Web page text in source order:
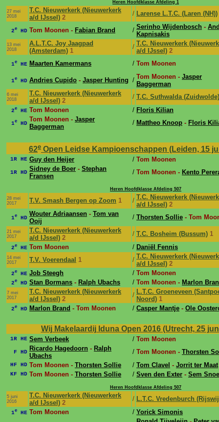
Heren Hoofdklasse Afdeling 1
27 mei
2018
T.C. Nieuwerkerk (Nieuwerkerk
a/d IJssel) 2
/ Larense L.T.C. (Laren (NH))
2e HD Tom Moonen - Fabian Brand / Serinho Wijdenbosch -
Kapnisakis
13 mei
2018
A.L.T.C. Joy Jaagpad
(Amsterdam) 1
/ T.C. Nieuwerkerk
a/d IJssel) 2
1e HE Maarten Kamermans / Tom Moonen
1e HD Andries Cupido - Jasper Hunting / Tom Moonen - Jasper
Baggerman
6 mei
2018
T.C. Nieuwerkerk (Nieuwerkerk
a/d IJssel) 2
/ T.C. Suthwalda (Zuidwolde)
2e HE Tom Moonen / Floris Kilian
1e HD
Tom Moonen - Jasper
Baggerman
/ Mattheo Knoop - Floris
62e Open Leidse Kampioenschappen (Leiden, 15
1R HE Guy den Heijer / Tom Moonen
1R HD Sidney de Boer - Stephan
Fransen
/ Tom Moonen - Kento
Heren Hoofdklasse Afdeling 507
28 mei
2017
T.V. Smash Bergen op Zoom 1 / T.C. Nieuwerkerk
a/d IJssel) 2
1e HD
Wouter Adriaansen - Tom van
Ooij
/ Thorsten Sollie - Tom
21 mei
2017
T.C. Nieuwerkerk (Nieuwerkerk
a/d IJssel) 2
/ T.C. Bosheim (Bussum) 1
2e HE Tom Moonen / Daniël Fennis
14 mei
2017
T.V. Voerendaal 1 / T.C. Nieuwerkerk
a/d IJssel) 2
2e HE Job Steegh / Tom Moonen
2e HD Stan Bormans - Ralph Ubachs / Tom Moonen - Marlon
7 mei
2017
T.C. Nieuwerkerk (Nieuwerkerk
a/d IJssel) 2
/ L.T.C. Groeneveen
Noord) 1
2e HD Marlon Brand - Tom Moonen / Casper Mantje - Ole
Wij Makelaardij Iduna Open 2016 (Utrecht, 25
1R HE Sem Verbeek / Tom Moonen
F HD Ricardo Hagedoorn - Ralph
Ubachs
/ Tom Moonen - Thorsten
HF HD Tom Moonen - Thorsten Sollie / Tom Clavel - Jorrit ter Maat
KF HD Tom Moonen - Thorsten Sollie / Sven den Exter - Sem
Heren Hoofdklasse Afdeling 507
5 juni
2016
T.C. Nieuwerkerk (Nieuwerkerk
a/d IJssel) 2
/ L.T.C. Vredenburch
1e HE Tom Moonen / Yorick Simonis